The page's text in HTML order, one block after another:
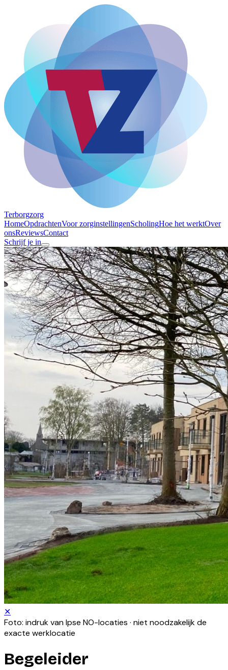
Terborgzorg
HomeOpdrachtenVoor zorginstellingenScholingHoe het werktOver
onsReviewsContact
Schrijf je in
✕
Foto: indruk vanIpse NO-locaties · niet noodzakelijk de
exacte werklocatie
Begeleider